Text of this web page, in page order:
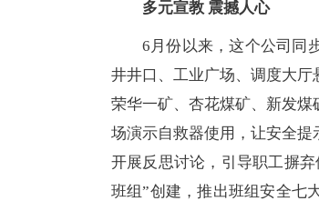
多元宣教 震撼人心
6月份以来，这个公司同
井井口、工业广场、调度大厅
荣华一矿、杏花煤矿、新发
场演示自救器使用，让安全
开展反思讨论，引导职工摒
班组”创建，推出班组安全七